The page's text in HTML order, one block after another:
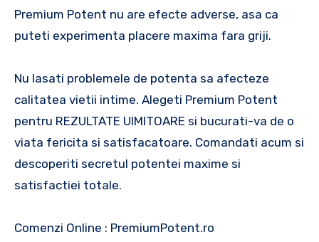
Premium Potent nu are efecte adverse, asa ca
puteti experimenta placere maxima fara griji.
Nu lasati problemele de potenta sa afecteze
calitatea vietii intime. Alegeti Premium Potent
pentru REZULTATE UIMITOARE si bucurati-va de o
viata fericita si satisfacatoare. Comandati acum si
descoperiti secretul potentei maxime si
satisfactiei totale.
Comenzi Online : PremiumPotent.ro